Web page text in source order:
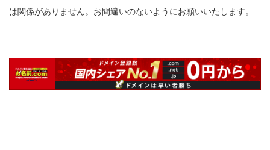
は関係がありません。お間違いのないようにお願いいたします。